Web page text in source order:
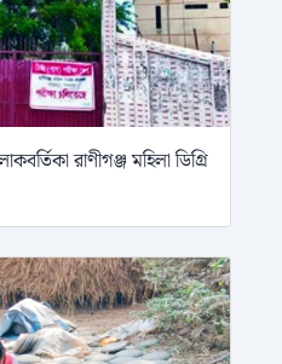
রাণীগঞ্জ মহিলা ডিগ্রি